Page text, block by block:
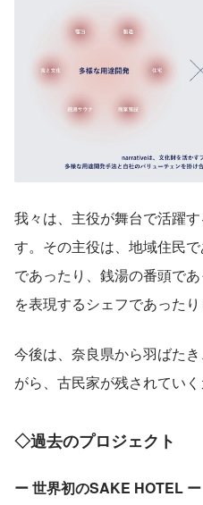
我々は、主役が舞台で活躍
す。その主役は、地域住民
であったり、銭湯の番頭で
を表現するシェフであったり
今後は、奈良県から羽ばた
がら、古民家が残されてい
◇過去のプロジェクト
ー 世界初のSAKE HOTEL